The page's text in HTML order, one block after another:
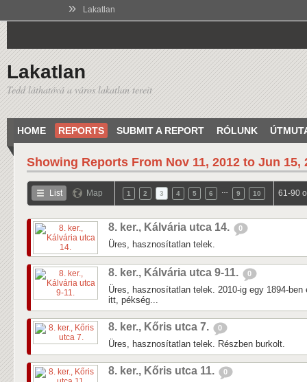
» Lakatlan
Lakatlan
Tedd láthatóvá a város lakatlan tereit
HOME REPORTS SUBMIT A REPORT RÓLUNK
Showing Reports From Nov 11, 2012 to Jun 15,
List Map 1 2 3 4 5 6 9 10 61-90
8. ker., Kálvária utca 14. 0
Üres, hasznosítatlan telek.
8. ker., Kálvária utca 9-11. 0
Üres, hasznosítatlan telek. 2010-ig egy 1894-
itt, pékség...
8. ker., Kőris utca 7. 0
Üres, hasznosítatlan telek. Részben burkolt.
8. ker., Kőris utca 11. 0